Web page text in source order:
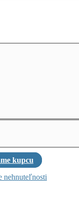
kupcu
nehnuteľnosti